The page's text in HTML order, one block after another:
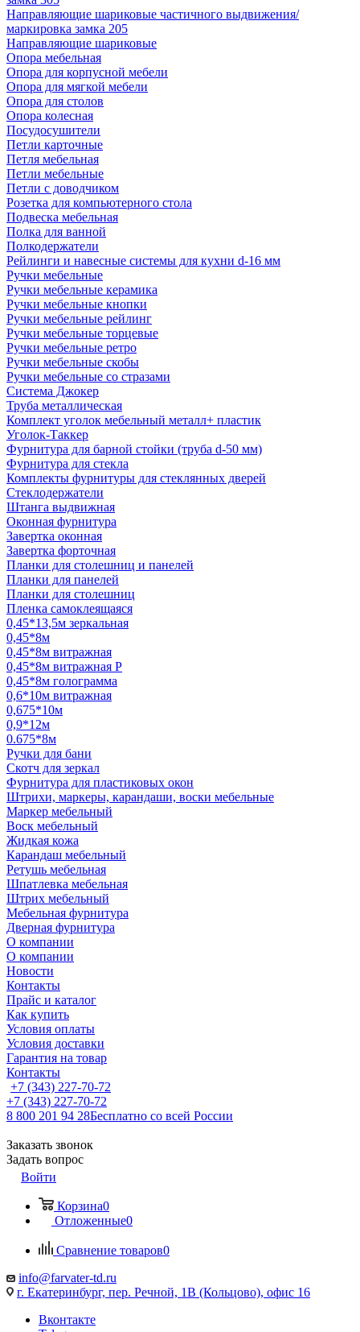
Направляющие шариковые частичного выдвижения/
маркировка замка 205
Направляющие шариковые
Опора мебельная
Опора для корпусной мебели
Опора для мягкой мебели
Опора для столов
Опора колесная
Посудосушители
Петли карточные
Петля мебельная
Петли мебельные
Петли с доводчиком
Розетка для компьютерного стола
Подвеска мебельная
Полка для ванной
Полкодержатели
Рейлинги и навесные системы для кухни d-16 мм
Ручки мебельные
Ручки мебельные керамика
Ручки мебельные кнопки
Ручки мебельные рейлинг
Ручки мебельные торцевые
Ручки мебельные ретро
Ручки мебельные скобы
Ручки мебельные со стразами
Система Джокер
Труба металлическая
Комплект уголок мебельный металл+ пластик
Уголок-Таккер
Фурнитура для барной стойки (труба d-50 мм)
Фурнитура для стекла
Комплекты фурнитуры для стеклянных дверей
Стеклодержатели
Штанга выдвижная
Оконная фурнитура
Завертка оконная
Завертка форточная
Планки для столешниц и панелей
Планки для панелей
Планки для столешниц
Пленка самоклеящаяся
0,45*13,5м зеркальная
0,45*8м
0,45*8м витражная
0,45*8м витражная Р
0,45*8м голограмма
0,6*10м витражная
0,675*10м
0,9*12м
0.675*8м
Ручки для бани
Скотч для зеркал
Фурнитура для пластиковых окон
Штрихи, маркеры, карандаши, воски мебельные
Маркер мебельный
Воск мебельный
Жидкая кожа
Карандаш мебельный
Ретушь мебельная
Шпатлевка мебельная
Штрих мебельный
Мебельная фурнитура
Дверная фурнитура
О компании
О компании
Новости
Контакты
Прайс и каталог
Как купить
Условия оплаты
Условия доставки
Гарантия на товар
Контакты
+7 (343) 227-70-72
+7 (343) 227-70-72
8 800 201 94 28Бесплатно со всей России
Заказать звонок
Задать вопрос
Войти
Корзина0
Отложенные0
Сравнение товаров0
info@farvater-td.ru
г. Екатеринбург, пер. Речной, 1В (Кольцово), офис 16
Вконтакте